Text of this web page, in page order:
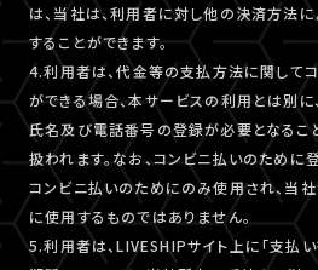
は、当社は、利用者に対し他の決済方法
することができます。
4.利用者は、代金等の支払方法に関して
ができる場合、本サービスの利用とは別
氏名及び電話番号の登録が必要となるこ
扱われます。なお、コンビニ払いのため
コンビニ払いのためにのみ使用され、当
に使用するものではありません。
5.利用者は、LIVESHIPサイト上に「支払